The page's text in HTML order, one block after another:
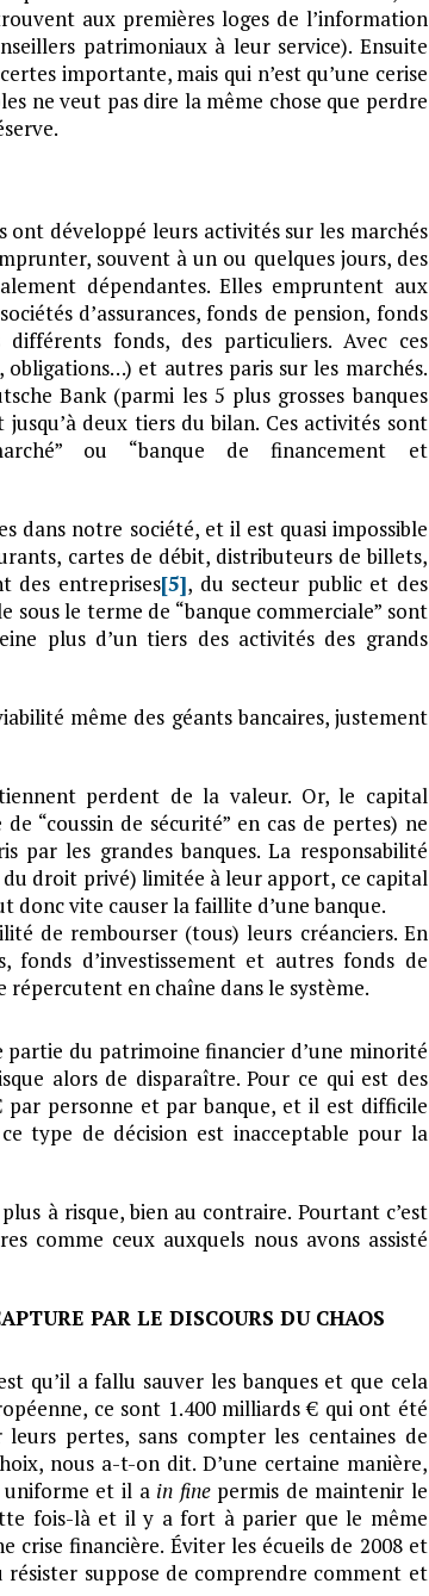
aux premières loges de l’information
patrimoniaux à leur service). Ensuite
importante, mais qui n’est qu’une cerise
ne veut pas dire la même chose que perdre
ont développé leurs activités sur les marchés
souvent à un ou quelques jours, des
dépendantes. Elles empruntent aux
d’assurances, fonds de pension, fonds
fonds, des particuliers. Avec ces
et autres paris sur les marchés.
Bank (parmi les 5 plus grosses banques
deux tiers du bilan. Ces activités sont
ou “banque de financement et
dans notre société, et il est quasi impossible
cartes de débit, distributeurs de billets,
des entreprises[5], du secteur public et des
sous le terme de “banque commerciale” sont
plus d’un tiers des activités des grands
même des géants bancaires, justement
perdent de la valeur. Or, le capital
“coussin de sécurité” en cas de pertes) ne
par les grandes banques. La responsabilité
droit privé) limitée à leur apport, ce capital
donc vite causer la faillite d’une banque.
de rembourser (tous) leurs créanciers. En
fonds d’investissement et autres fonds de
en chaîne dans le système.
partie du patrimoine financier d’une minorité
alors de disparaître. Pour ce qui est des
par personne et par banque, et il est difficile
type de décision est inacceptable pour la
à risque, bien au contraire. Pourtant c’est
comme ceux auxquels nous avons assisté
PAR LE DISCOURS DU CHAOS
qu’il a fallu sauver les banques et que cela
ce sont 1.400 milliards € qui ont été
pertes, sans compter les centaines de
nous a-t-on dit. D’une certaine manière,
uniforme et il a in finepermis de maintenir le
fois-là et il y a fort à parier que le même
crise financière. Éviter les écueils de 2008 et
résister suppose de comprendre comment et